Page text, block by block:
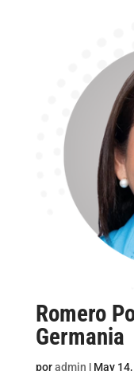
Romero
Germania
poradmin | May